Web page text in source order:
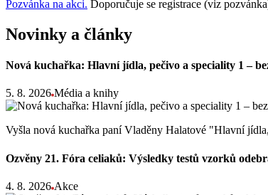
Pozvánka na akci. Doporučuje se registrace (viz
Novinky a články
Nová kuchařka: Hlavní jídla, pečivo a speciality 1 –
5. 8. 2026 Média a knihy
Vyšla nová kuchařka paní Vladěny Halatové "Hlavní
Ozvěny 21. Fóra celiaků: Výsledky testů vzorků
4. 8. 2026 Akce